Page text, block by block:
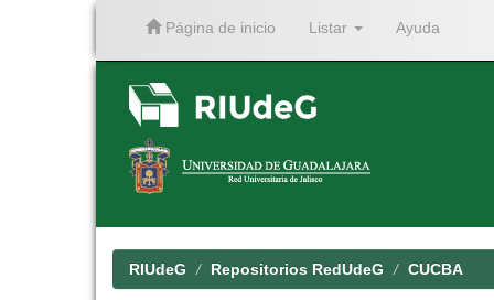
Página de inicio Listar Ayuda
RIUdeG Repositorios RedUdeG CUCBA